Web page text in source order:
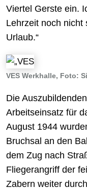
Viertel Gerste ein.
Lehrzeit noch nicht
Urlaub.“
VES Werkhalle, Foto:
Die
Arbeitseinsatz für
August 1944
Bruchsal an den
dem Zug nach
Fliegerangriff der
Zabern weiter